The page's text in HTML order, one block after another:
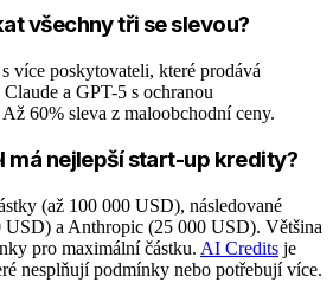
všechny tři se slevou?
více poskytovateli, které prodává
a GPT-5 s ochranou
60% sleva z maloobchodní ceny.
nejlepší start-up kredity?
(až 100 000 USD), následované
USD) a Anthropic (25 000 USD). Většina
pro maximální částku. AI Credits je
nesplňují podmínky nebo potřebují více.